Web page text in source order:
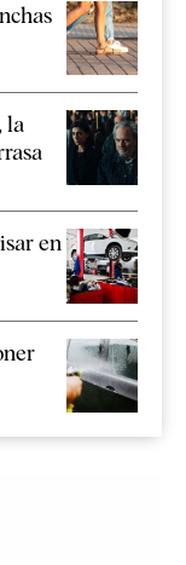
la
en